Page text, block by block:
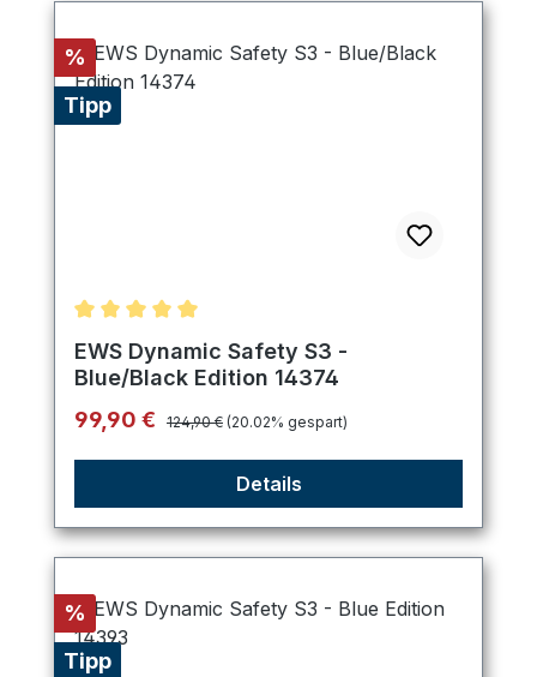
Rabatt
%
Tipp
Durchschnittliche Bewertung von 5 von 5 Sternen
EWS Dynamic Safety S3 -
Blue/Black Edition 14374
Verkaufspreis:
99,90 € Regulärer Preis:
124,90 € (20.02% gespart)
Details
Rabatt
%
Tipp